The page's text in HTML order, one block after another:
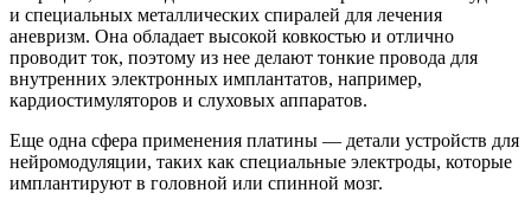
и специальных металлических спиралей для лечения
аневризм. Она обладает высокой ковкостью и отлично
проводит ток, поэтому из нее делают тонкие провода для
внутренних электронных имплантатов, например,
кардиостимуляторов и слуховых аппаратов.
Еще одна сфера применения платины — детали устройств для
нейромодуляции, таких как специальные электроды, которые
имплантируют в головной или спинной мозг.